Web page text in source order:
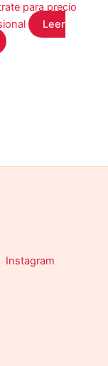
para precio
Leer
Instagram